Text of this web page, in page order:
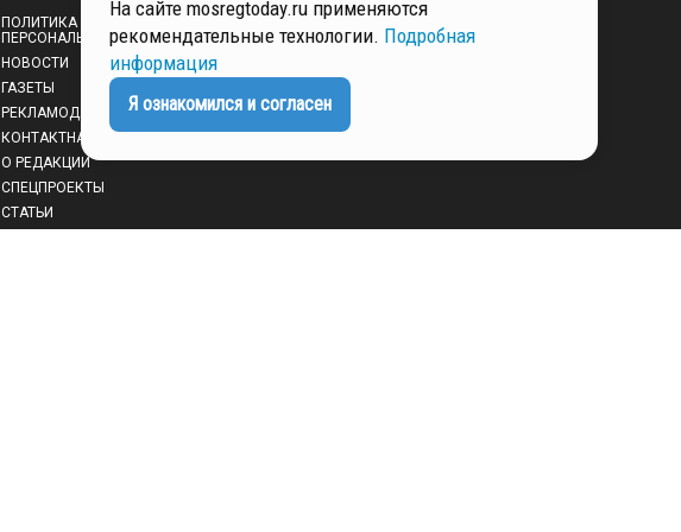
ПОЛИТИКА ОБРАБОТКИ И ЗАЩИТЫ
ПЕРСОНАЛЬНЫХ ДАННЫХ
НОВОСТИ
ГАЗЕТЫ
РЕКЛАМОДАТЕЛЯМ
КОНТАКТНАЯ ИНФОРМАЦИЯ
О РЕДАКЦИИ
СПЕЦПРОЕКТЫ
СТАТЬИ
На сайте mosregtoday.ru применяются
рекомендательные технологии. Подробная
информация
Я ознакомился и согласен